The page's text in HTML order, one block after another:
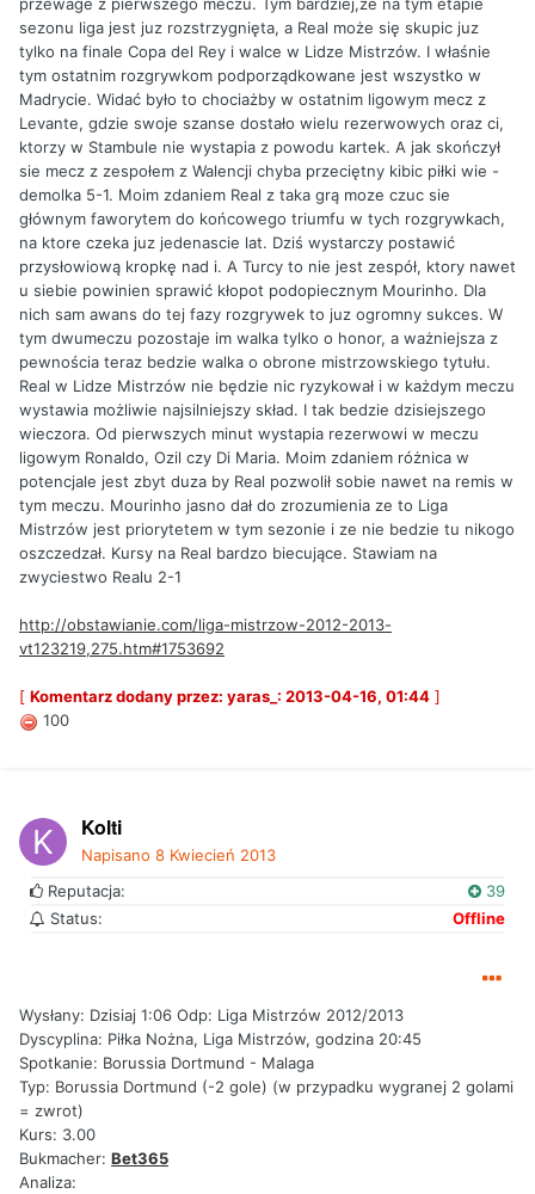
przewage z pierwszego meczu. Tym bardziej,ze na tym etapie
sezonu liga jest juz rozstrzygnięta, a Real może się skupic juz
tylko na finale Copa del Rey i walce w Lidze Mistrzów. I właśnie
tym ostatnim rozgrywkom podporządkowane jest wszystko w
Madrycie. Widać było to chociażby w ostatnim ligowym mecz z
Levante, gdzie swoje szanse dostało wielu rezerwowych oraz ci,
ktorzy w Stambule nie wystapia z powodu kartek. A jak skończył
sie mecz z zespołem z Walencji chyba przeciętny kibic piłki wie -
demolka 5-1. Moim zdaniem Real z taka grą moze czuc sie
głównym faworytem do końcowego triumfu w tych rozgrywkach,
na ktore czeka juz jedenascie lat. Dziś wystarczy postawić
przysłowiową kropkę nad i. A Turcy to nie jest zespół, ktory nawet
u siebie powinien sprawić kłopot podopiecznym Mourinho. Dla
nich sam awans do tej fazy rozgrywek to juz ogromny sukces. W
tym dwumeczu pozostaje im walka tylko o honor, a ważniejsza z
pewnościa teraz bedzie walka o obrone mistrzowskiego tytułu.
Real w Lidze Mistrzów nie będzie nic ryzykował i w każdym meczu
wystawia możliwie najsilniejszy skład. I tak bedzie dzisiejszego
wieczora. Od pierwszych minut wystapia rezerwowi w meczu
ligowym Ronaldo, Ozil czy Di Maria. Moim zdaniem różnica w
potencjale jest zbyt duza by Real pozwolił sobie nawet na remis w
tym meczu. Mourinho jasno dał do zrozumienia ze to Liga
Mistrzów jest priorytetem w tym sezonie i ze nie bedzie tu nikogo
oszczedzał. Kursy na Real bardzo biecujące. Stawiam na
zwyciestwo Realu 2-1
http://obstawianie.com/liga-mistrzow-2012-2013-
vt123219,275.htm#1753692
[ Komentarz dodany przez: yaras_: 2013-04-16, 01:44 ]
100
Kolti
Napisano 8 Kwiecień 2013
Reputacja:
39
Status:
Offline
Wysłany: Dzisiaj 1:06 Odp: Liga Mistrzów 2012/2013
Dyscyplina: Piłka Nożna, Liga Mistrzów, godzina 20:45
Spotkanie: Borussia Dortmund - Malaga
Typ: Borussia Dortmund (-2 gole) (w przypadku wygranej 2 golami
= zwrot)
Kurs: 3.00
Bukmacher: Bet365
Analiza: